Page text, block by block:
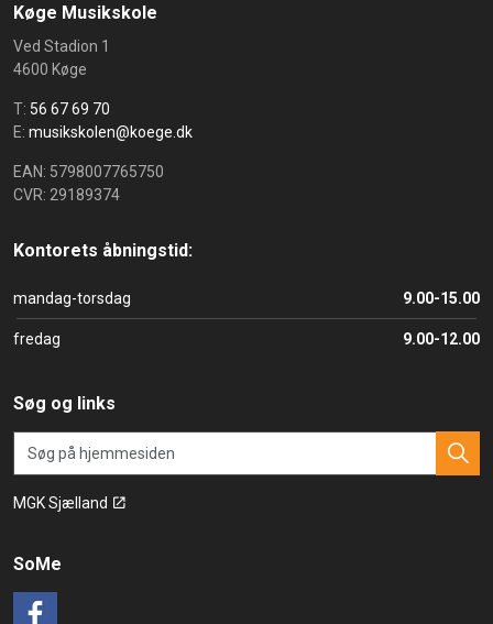
Køge Musikskole
Ved Stadion 1
4600 Køge
T: 56 67 69 70
E: musikskolen@koege.dk
EAN: 5798007765750
CVR: 29189374
Kontorets åbningstid:
mandag-torsdag 9.00-15.00
fredag 9.00-12.00
Søg og links
MGK Sjælland
SoMe